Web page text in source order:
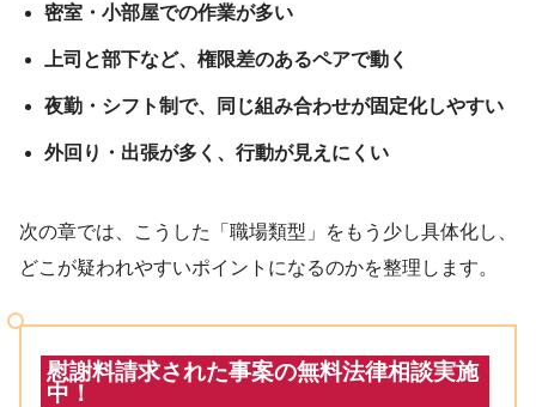
密室・小部屋での作業が多い
上司と部下など、権限差のあるペアで動く
夜勤・シフト制で、同じ組み合わせが固定化しやすい
外回り・出張が多く、行動が見えにくい
次の章では、こうした「職場類型」をもう少し具体化し、
どこが疑われやすいポイントになるのかを整理します。
慰謝料請求された事案の無料法律相談実施
中！